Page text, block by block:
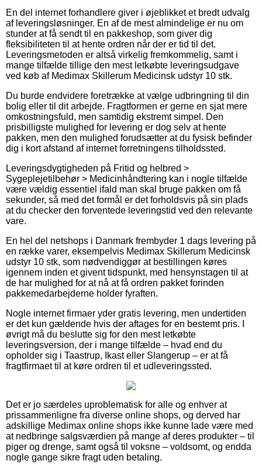
En del internet forhandlere giver i øjeblikket et bredt udvalg
af leveringsløsninger. En af de mest almindelige er nu om
stunder at få sendt til en pakkeshop, som giver dig
fleksibiliteten til at hente ordren når der er tid til det.
Leveringsmetoden er altså virkelig fremkommelig, samt i
mange tilfælde tillige den mest letkøbte leveringsudgave
ved køb af Medimax Skillerum Medicinsk udstyr 10 stk.
Du burde endvidere foretrække at vælge udbringning til din
bolig eller til dit arbejde. Fragtformen er gerne en sjat mere
omkostningsfuld, men samtidig ekstremt simpel. Den
prisbilligste mulighed for levering er dog selv at hente
pakken, men den mulighed forudsætter at du fysisk befinder
dig i kort afstand af internet forretningens tilholdssted.
Leveringsdygtigheden på Fritid og helbred >
Sygeplejetilbehør > Medicinhåndtering kan i nogle tilfælde
være vældig essentiel ifald man skal bruge pakken om få
sekunder, så med det formål er det forholdsvis på sin plads
at du checker den forventede leveringstid ved den relevante
vare.
En hel del netshops i Danmark frembyder 1 dags levering på
en række varer, eksempelvis Medimax Skillerum Medicinsk
udstyr 10 stk, som nødvendiggør at bestillingen køres
igennem inden et givent tidspunkt, med hensynstagen til at
de har mulighed for at nå at få ordren pakket forinden
pakkemedarbejderne holder fyraften.
Nogle internet firmaer yder gratis levering, men undertiden
er det kun gældende hvis der aftages for en bestemt pris. I
øvrigt må du beslutte sig for den mest letkøbte
leveringsversion, der i mange tilfælde – hvad end du
opholder sig i Taastrup, Ikast eller Slangerup – er at få
fragtfirmaet til at køre ordren til et udleveringssted.
Det er jo særdeles uproblematisk for alle og enhver at
prissammenligne fra diverse online shops, og derved har
adskillige Medimax online shops ikke kunne lade være med
at nedbringe salgsværdien på mange af deres produkter – til
piger og drenge, samt også til voksne – voldsomt, og endda
nogle gange sikre fragt uden betaling.